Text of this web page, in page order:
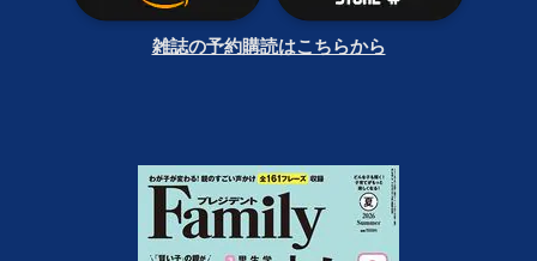
雑誌の予約購読はこちらから